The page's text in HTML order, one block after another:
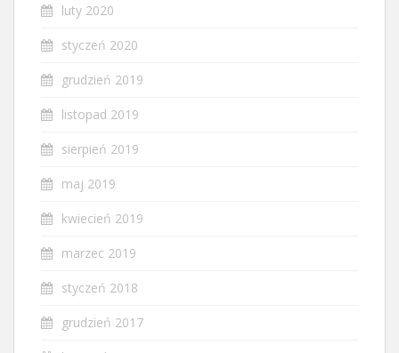
luty 2020
styczeń 2020
grudzień 2019
listopad 2019
sierpień 2019
maj 2019
kwiecień 2019
marzec 2019
styczeń 2018
grudzień 2017